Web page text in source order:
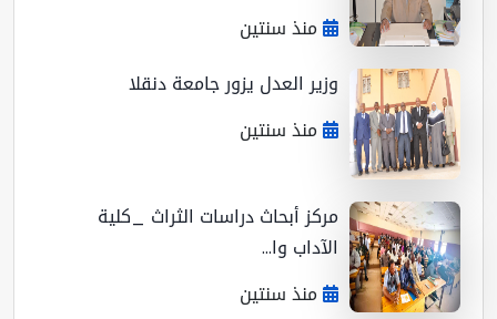
منذ سنتين
وزير العدل يزور جامعة دنقلا
منذ سنتين
مركز أبحاث دراسات الثراث _كلية
الآداب وا...
منذ سنتين